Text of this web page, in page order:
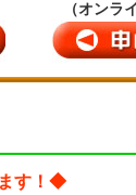
（オンラ
す！◆